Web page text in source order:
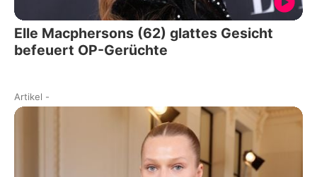
Elle Macphersons (62) glattes Gesicht
befeuert OP-Gerüchte
Artikel -